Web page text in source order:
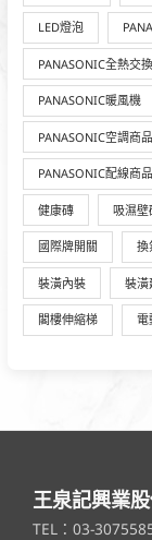
LED燈泡
PANASONIC全熱交
PANASONIC暖風機
PANASONIC空調商品
PANASONIC配線商品
健康磚 吸濕壁
國際牌開關 換
裝潢內裝 裝潢
閣樓伸縮梯 電
王泉記興業
TEL：03-